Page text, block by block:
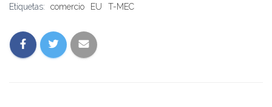
Etiquetas: comercio EU T-MEC